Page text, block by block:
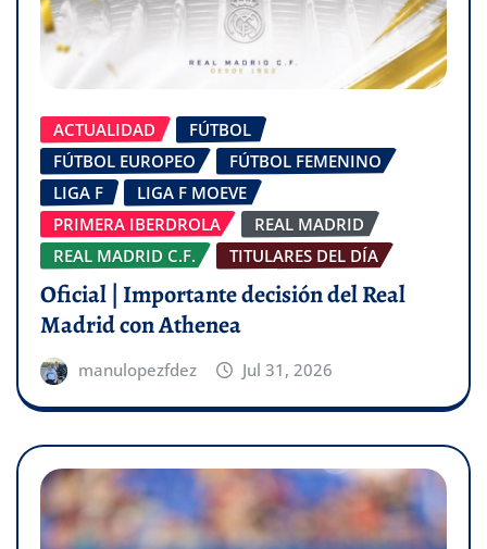
ACTUALIDAD
FÚTBOL
FÚTBOL EUROPEO
FÚTBOL FEMENINO
LIGA F
LIGA F MOEVE
PRIMERA IBERDROLA
REAL MADRID
REAL MADRID C.F.
TITULARES DEL DÍA
Oficial | Importante decisión del Real
Madrid con Athenea
manulopezfdez Jul 31, 2026